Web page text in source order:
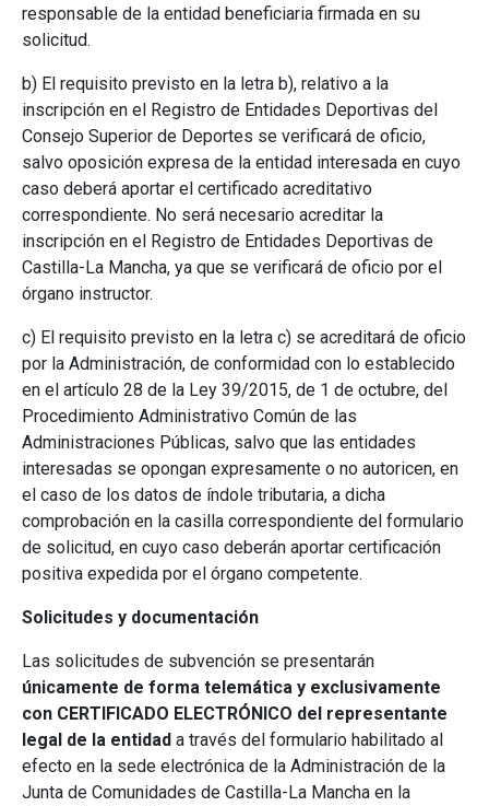
responsable de la entidad beneficiaria firmada en su
solicitud.
b) El requisito previsto en la letra b), relativo a la
inscripción en el Registro de Entidades Deportivas del
Consejo Superior de Deportes se verificará de oficio,
salvo oposición expresa de la entidad interesada en cuyo
caso deberá aportar el certificado acreditativo
correspondiente. No será necesario acreditar la
inscripción en el Registro de Entidades Deportivas de
Castilla-La Mancha, ya que se verificará de oficio por el
órgano instructor.
c) El requisito previsto en la letra c) se acreditará de oficio
por la Administración, de conformidad con lo establecido
en el artículo 28 de la Ley 39/2015, de 1 de octubre, del
Procedimiento Administrativo Común de las
Administraciones Públicas, salvo que las entidades
interesadas se opongan expresamente o no autoricen, en
el caso de los datos de índole tributaria, a dicha
comprobación en la casilla correspondiente del formulario
de solicitud, en cuyo caso deberán aportar certificación
positiva expedida por el órgano competente.
Solicitudes y documentación
Las solicitudes de subvención se presentarán
únicamente de forma telemática y exclusivamente
con CERTIFICADO ELECTRÓNICO del representante
legal de la entidad a través del formulario habilitado al
efecto en la sede electrónica de la Administración de la
Junta de Comunidades de Castilla-La Mancha en la